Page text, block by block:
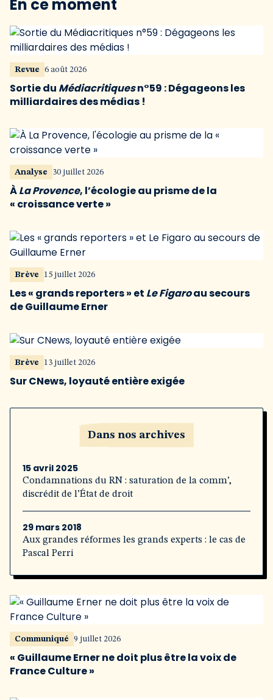
En ce moment
Revue 6 août 2026
Sortie du Médiacritiquesn°59 : Dégageons les
milliardaires des médias !
Analyse 30 juillet 2026
ÀLa Provence, l’écologie au prisme de la
« croissance verte »
Brève 15 juillet 2026
Les « grands reporters » et Le Figaroau secours
de Guillaume Erner
Brève 13 juillet 2026
Sur CNews, loyauté entière exigée
Dans nos archives
15 avril 2025
Condamnations du RN : saturation de la comm’,
discrédit de l’État de droit
29 mars 2018
Aux grandes réformes les grands experts : le cas de
Pascal Perri
Communiqué 9 juillet 2026
« Guillaume Erner ne doit plus être la voix de
France Culture »